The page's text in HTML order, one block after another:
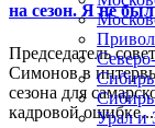
на сезон. Я не
Председатель
Симонов в
сезона для
кадровой ошибке...
Урал и